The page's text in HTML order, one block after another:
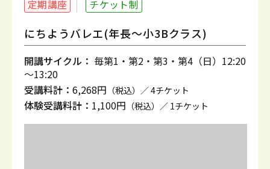
定期講座 チケット制
にちようバレエ(年長～小3Bクラス)
開講サイクル： 毎第1・第2・第3・第4（日）12:20
～13:20
受講料計： 6,268円 （税込）／ 4チケット
体験受講料計： 1,100円 （税込）／ 1チケット